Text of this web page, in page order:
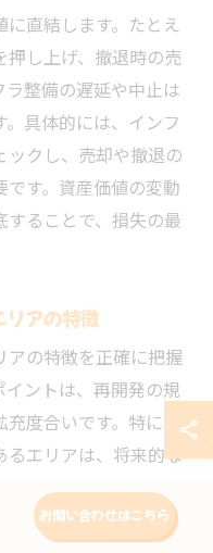
直結します。たとえ
し上げ、撤退時の売
整備の遅延や中止は
具体的には、インフ
クし、売却や撤退の
す。資産価値の変動
ることで、損失の最
アの特徴
アの特徴を正確に把握
ントは、再開発の規
度合いです。特に商
るエリアは、将来的な
判断では、これらの
体的に比較検討し、最
お問い合わせはこちら